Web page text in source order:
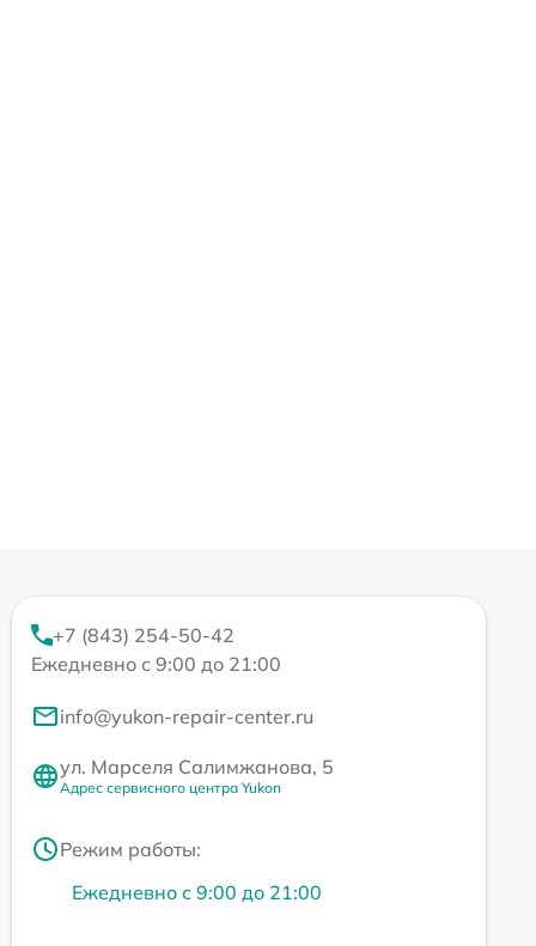
+7 (843) 254-50-42
Ежедневно с 9:00 до 21:00
info@yukon-repair-center.ru
ул. Марселя Салимжанова, 5
Адрес сервисного центра Yukon
Режим работы:
Ежедневно с 9:00 до 21:00